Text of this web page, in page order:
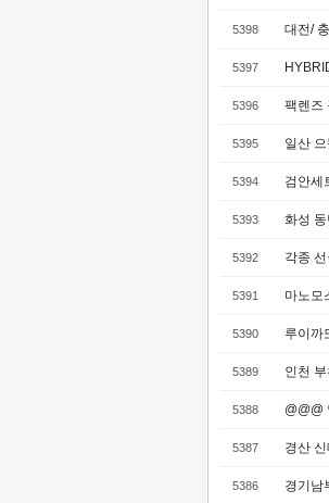
5398 대전/
5397
5396 팩렌즈
5395 일산
5394 검안세
5393 화성 동
5392 각종
5391 마노모
5390 루이까
5389 인천
5388 @@@
5387 경산
5386 경기남